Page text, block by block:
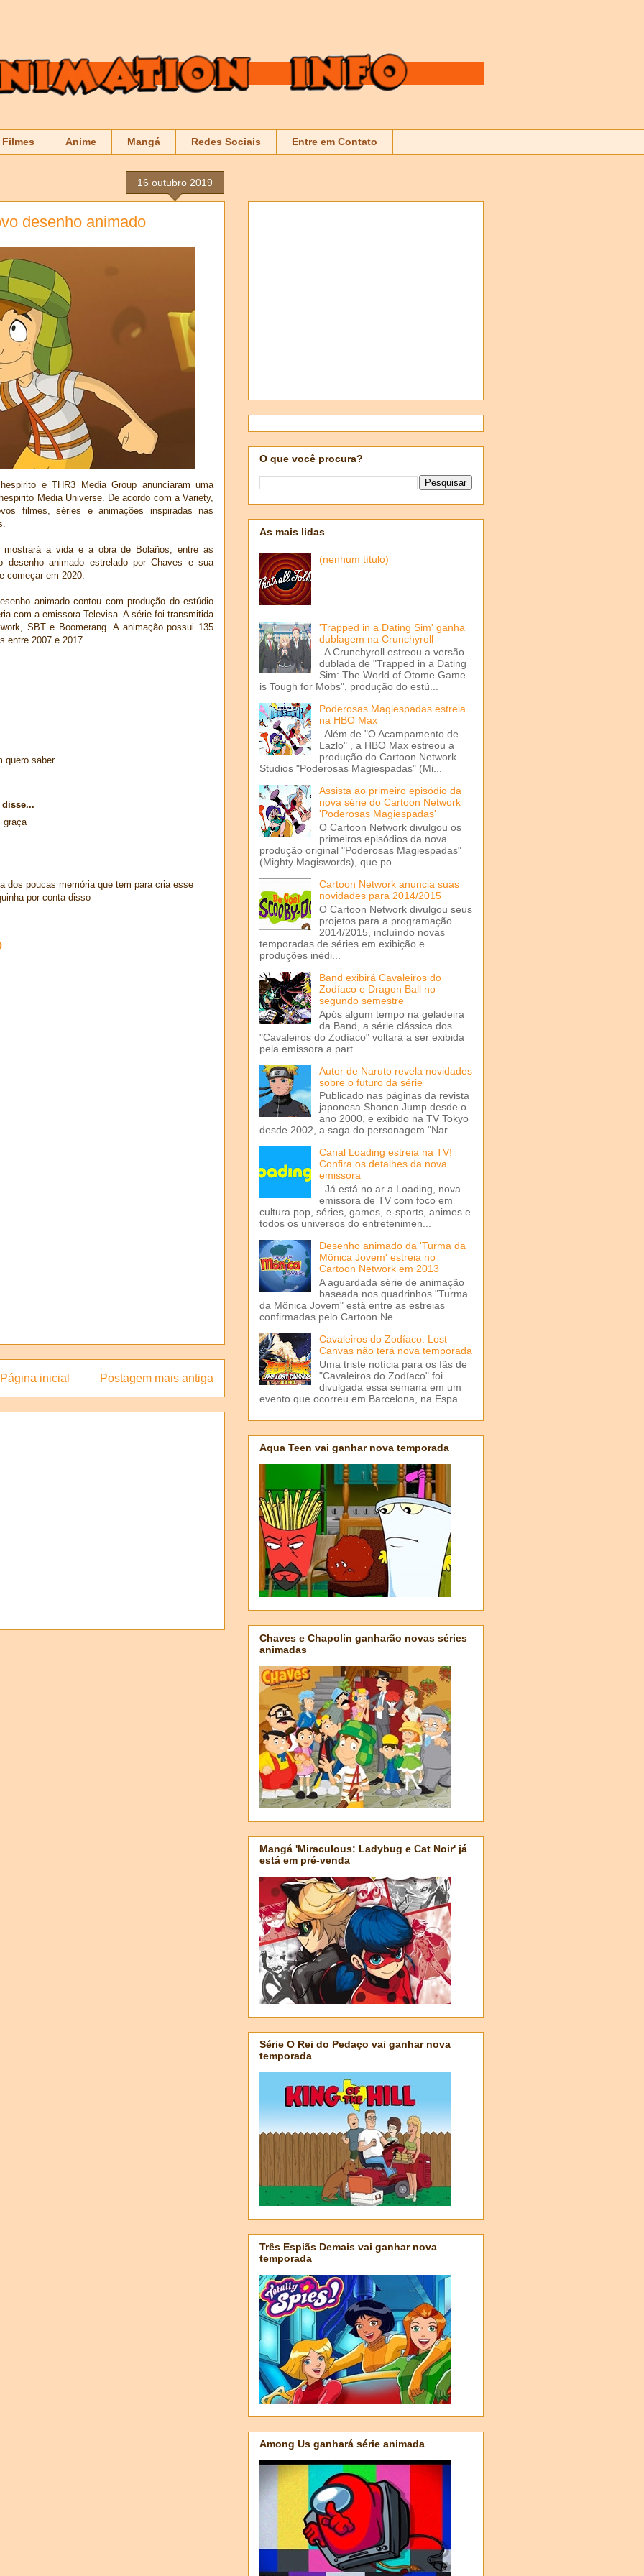
Filmes Anime Mangá Redes Sociais Entre em Contato
16 outubro 2019
desenho animado
e THR3 Media Group anunciaram uma
Media Universe. De acordo com a Variety,
filmes, séries e animações inspiradas nas
a vida e a obra de Bolaños, entre as
desenho animado estrelado por Chaves e sua
começar em 2020.
animado contou com produção do estúdio
com a emissora Televisa. A série foi transmitida
SBT e Boomerang. A animação possui 135
entre 2007 e 2017.
quero saber
disse...
graça
dos poucas memória que tem para cria esse
por conta disso
Postagem mais antiga
Página inicial
O que você procura?
As mais lidas
(nenhum título)
'Trapped in a Dating Sim' ganha
dublagem na Crunchyroll
A Crunchyroll estreou a versão
dublada de "Trapped in a Dating
Sim: The World of Otome Game
is Tough for Mobs", produção do estú...
Poderosas Magiespadas estreia
na HBO Max
Além de "O Acampamento de
Lazlo" , a HBO Max estreou a
produção do Cartoon Network
Studios "Poderosas Magiespadas" (Mi...
Assista ao primeiro episódio da
nova série do Cartoon Network
'Poderosas Magiespadas'
O Cartoon Network divulgou os
primeiros episódios da nova
produção original "Poderosas Magiespadas"
(Mighty Magiswords), que po...
Cartoon Network anuncia suas
novidades para 2014/2015
O Cartoon Network divulgou seus
projetos para a programação
2014/2015, incluíndo novas
temporadas de séries em exibição e
produções inédi...
Band exibirá Cavaleiros do
Zodíaco e Dragon Ball no
segundo semestre
Após algum tempo na geladeira
da Band, a série clássica dos
"Cavaleiros do Zodíaco" voltará a ser exibida
pela emissora a part...
Autor de Naruto revela novidades
sobre o futuro da série
Publicado nas páginas da revista
japonesa Shonen Jump desde o
ano 2000, e exibido na TV Tokyo
desde 2002, a saga do personagem "Nar...
Canal Loading estreia na TV!
Confira os detalhes da nova
emissora
Já está no ar a Loading, nova
emissora de TV com foco em
cultura pop, séries, games, e-sports, animes e
todos os universos do entretenimen...
Desenho animado da 'Turma da
Mônica Jovem' estreia no
Cartoon Network em 2013
A aguardada série de animação
baseada nos quadrinhos "Turma
da Mônica Jovem" está entre as estreias
confirmadas pelo Cartoon Ne...
Cavaleiros do Zodíaco: Lost
Canvas não terá nova temporada
Uma triste notícia para os fãs de
"Cavaleiros do Zodíaco" foi
divulgada essa semana em um
evento que ocorreu em Barcelona, na Espa...
Aqua Teen vai ganhar nova temporada
Chaves e Chapolin ganharão novas séries
animadas
Mangá 'Miraculous: Ladybug e Cat Noir' já
está em pré-venda
Série O Rei do Pedaço vai ganhar nova
temporada
Três Espiãs Demais vai ganhar nova
temporada
Among Us ganhará série animada